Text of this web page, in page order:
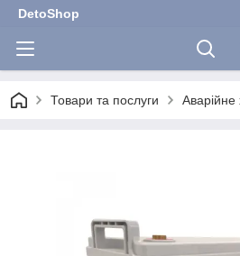
DetoShop
Товари та послуги Аварійне